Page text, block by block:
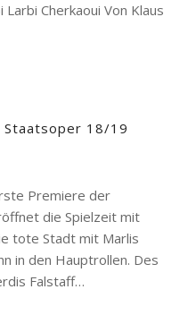
Cherkaoui Von Klaus
Staatsoper 18/19
Premiere der
die Spielzeit mit
tote Stadt mit Marlis
in den Hauptrollen. Des
Falstaff…